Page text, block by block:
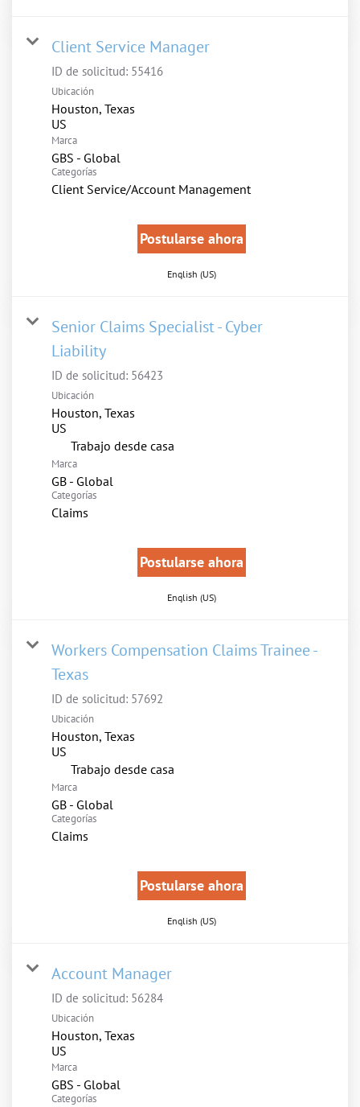
Client Service Manager
ID de solicitud: 55416
Ubicación
Houston, Texas
Marca
GBS - Global
Categorías
Client Service/Account Management
Postularse ahora
English (US)
Senior Claims Specialist - Cyber
Liability
ID de solicitud: 56423
Ubicación
Houston, Texas
inicio
Trabajo desde casa
Marca
GB - Global
Categorías
Claims
Postularse ahora
English (US)
Workers Compensation Claims Trainee -
Texas
ID de solicitud: 57692
Ubicación
Houston, Texas
inicio
Trabajo desde casa
Marca
GB - Global
Categorías
Claims
Postularse ahora
English (US)
Account Manager
ID de solicitud: 56284
Ubicación
Houston, Texas
Marca
GBS - Global
Categorías